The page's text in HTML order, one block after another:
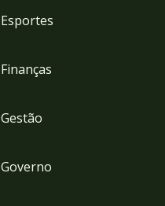
Esportes
Finanças
Gestão
Governo